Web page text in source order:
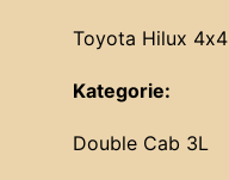
Toyota Hilux 4x4
Kategorie:
Double Cab 3L